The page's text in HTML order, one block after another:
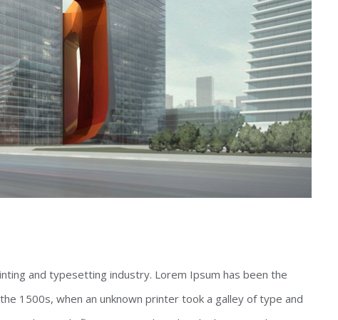
and typesetting industry. Lorem Ipsum has been the
1500s, when an unknown printer took a galley of type and